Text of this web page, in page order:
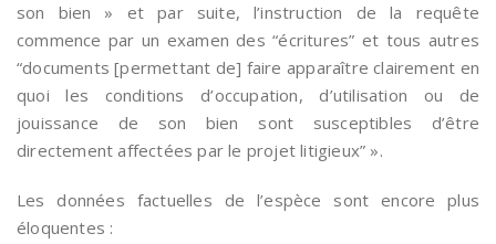
son bien » et par suite, l’instruction de la requête
commence par un examen des “écritures” et tous autres
“documents [permettant de] faire apparaître clairement en
quoi les conditions d’occupation, d’utilisation ou de
jouissance de son bien sont susceptibles d’être
directement affectées par le projet litigieux” ».
Les données factuelles de l’espèce sont encore plus
éloquentes :